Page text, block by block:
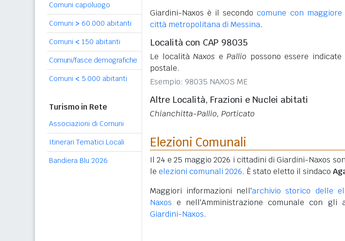
Comuni capoluogo
Comuni > 60.000 abitanti
Comuni < 150 abitanti
Comuni/fasce demografiche
Comuni < 5.000 abitanti
Turismo in Rete
Associazioni di Comuni
Itinerari Tematici Locali
Bandiera Blu 2026
Giardini-Naxos è il secondocomune con
città metropolitana di Messina.
Località con CAP 98035
Le localitàNaxos ePallio possono essere
postale.
Esempio: 98035 NAXOS ME
Altre Località, Frazioni e Nuclei abitati
Chianchitta-Pallio, Porticato
Elezioni Comunali
Il 24 e 25 maggio 2026 i cittadini di Giardini-Naxos
le elezioni comunali 2026. È stato eletto il sindaco
Maggiori informazioni nell'archivio storico delle
Naxos e nell'Amministrazione comunale con gli
Giardini-Naxos.